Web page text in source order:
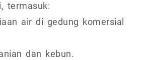
termasuk:
air di gedung komersial
dan kebun.